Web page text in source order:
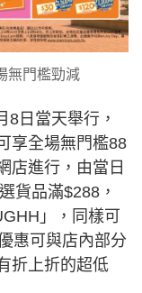
無門檻勁減
8日當天舉行，
享全場無門檻88
店進行，由當日
貨品滿$288，
」，同樣可
惠可與店內部分
折上折的超低